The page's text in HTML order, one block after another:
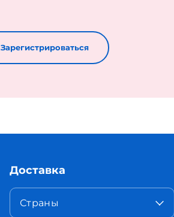
Зарегистрироваться
Доставка
Страны